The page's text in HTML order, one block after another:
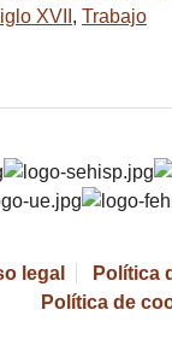
XVII , Trabajo
legal
Política
Política de